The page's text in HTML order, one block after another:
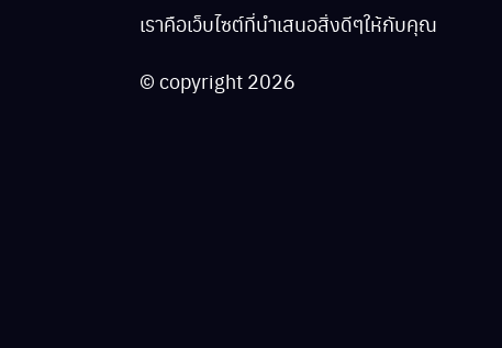
เราคือเว็บไซต์ที่นำเสนอสิ่งดีๆให้กับคุณ
© copyright 2026